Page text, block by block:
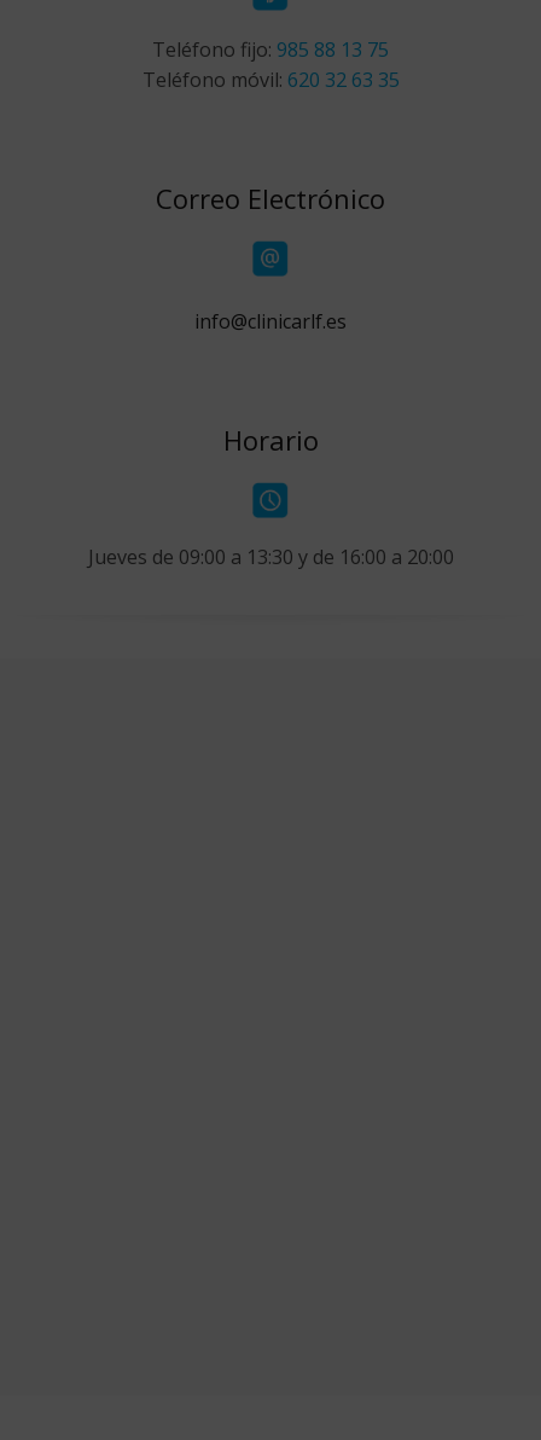
Teléfono fijo: 985 88 13 75
Teléfono móvil: 620 32 63 35
Correo Electrónico
info@clinicarlf.es
Horario
Jueves de 09:00 a 13:30 y de 16:00 a 20:00